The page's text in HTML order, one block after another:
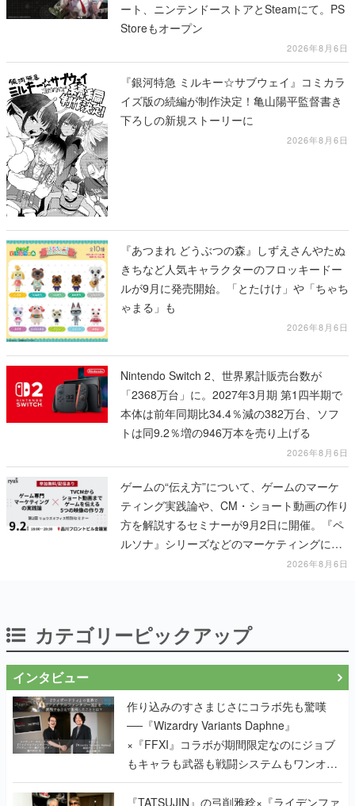
ート、ニンテンドーストアとSteamにて。PS
Storeもオープン
2026年8月6日
『銀河特急 ミルキー☆サブウェイ』コミカラ
イズ版の続編が制作決定！亀山陽平監督書き
下ろしの新規ストーリーに
2026年8月6日
『あつまれ どうぶつの森』しずえさんやたぬ
きちなど人気キャラクターのフロッキードー
ルが9月に発売開始。「とたけけ」や「ちゃち
ゃまる」も
2026年8月6日
Nintendo Switch 2、世界累計販売台数が
「2368万台」に。2027年3月期 第1四半期で
本体は前年同期比34.4％減の382万台、ソフ
トは同9.2％増の946万本を売り上げる
2026年8月6日
ゲームの“伝え方”について、ゲームのマーケ
ティング実践論や、CM・ショート動画の作り
方を解説するセミナーが9月2日に開催。『ペ
ルソナ』シリーズなどのマーケティングに携
2026年8月6日
カテゴリーピックアップ
インタビュー
作り込みのすさまじさにコラボ先も驚嘆
──『Wizardry Variants Daphne』
×『FFXI』コラボが期間限定なのにジョブ
もキャラも武器も戦闘システムもワンオフ
で作り込まれた理由を両ディレクターに聞
く
『TATSUJIN』の弓削雅稔×『ライデンファ